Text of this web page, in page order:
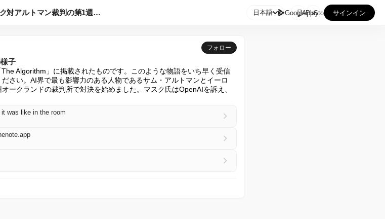
マスク対アルトマン裁判の第1週：法廷での様子 日本語 GooglePlay
AppStore サインイン
フォロー
子
Algorithm」に掲載されたものです。このような物語をいち早く受信
さい。AI界で最も影響力のある人物であるサム・アルトマンとイーロ
ークランドの裁判所で対決を始めました。マスク氏はOpenAIを訴え、
was like in the room